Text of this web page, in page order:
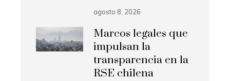
agosto 8, 2026
Marcos legales que
impulsan la
transparencia en la
RSE chilena